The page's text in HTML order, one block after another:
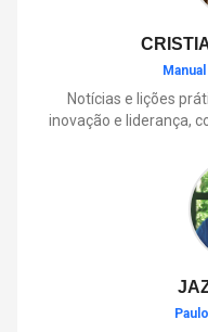
Notícias e lições
inovação e liderança,